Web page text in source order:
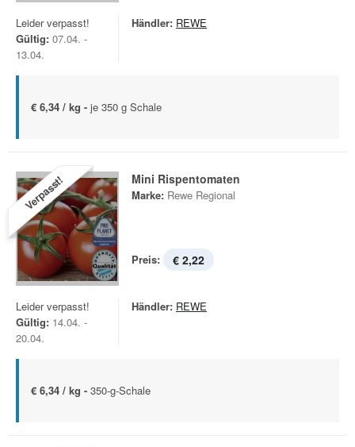
Leider verpasst!
Gültig: 07.04. -
13.04.
Händler: REWE
€ 6,34 / kg - je 350 g Schale
Verpasst! Mini Rispentomaten
Marke: Rewe Regional
Preis: € 2,22
Leider verpasst!
Gültig: 14.04. -
20.04.
Händler: REWE
€ 6,34 / kg - 350-g-Schale